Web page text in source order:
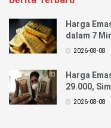
Harga
dalam 7
2026-08-08
Harga
29.000,
2026-08-08